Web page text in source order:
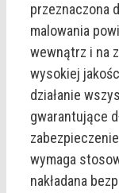
przeznaczona
malowania
wewnątrz i na
wysokiej
działanie
gwarantujące
wymaga
nakładana